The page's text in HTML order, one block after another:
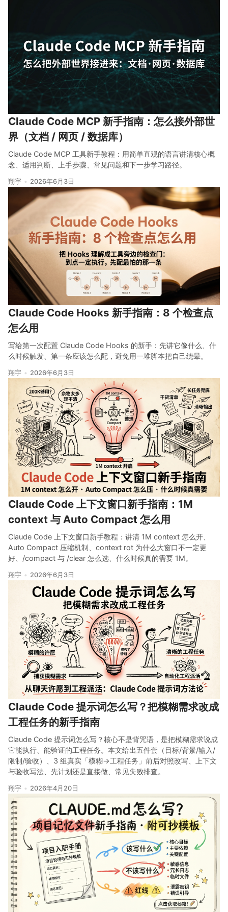
Claude Code MCP 新手指南：怎么接外部世
界（文档 / 网页 / 数据库）
Claude Code MCP 工具新手教程：用简单直观的语言讲清核心概
念、适用判断、上手步骤、常见问题和下一步学习路径。
翔宇 2026年6月3日
Claude Code Hooks 新手指南：8 个检查点
怎么用
写给第一次配置 Claude Code Hooks 的新手：先讲它像什么、什
么时候触发、第一条应该怎么配，避免用一堆脚本把自己绕晕。
翔宇 2026年6月3日
Claude Code 上下文窗口新手指南：1M
context 与 Auto Compact 怎么用
Claude Code 上下文窗口新手教程：讲清 1M context 怎么开、
Auto Compact 压缩机制、context rot 为什么大窗口不一定更
好、/compact 与 /clear 怎么选、什么时候真的需要 1M。
翔宇 2026年6月3日
Claude Code 提示词怎么写？把模糊需求改成
工程任务的新手指南
Claude Code 提示词怎么写？核心不是背咒语，是把模糊需求说成
它能执行、能验证的工程任务。本文给出五件套（目标/背景/输入/
限制/验收）、3 组真实「模糊→工程任务」前后对照改写、上下文
与验收写法、先计划还是直接做、常见失败排查。
翔宇 2026年4月20日